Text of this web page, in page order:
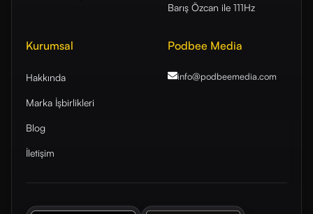
Barış Özcan ile 111Hz
Kurumsal
Hakkında
Marka İşbirlikleri
Blog
İletişim
Podbee Media
info@podbeemedia.com